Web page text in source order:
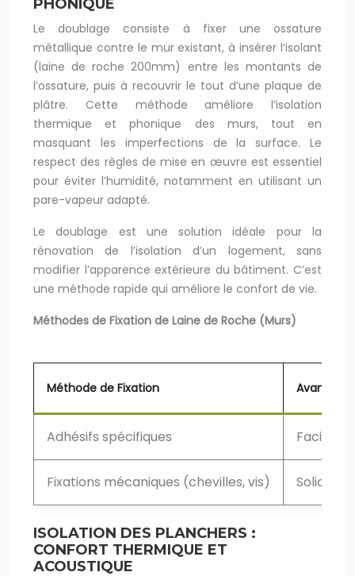
PHONIQUE
Le doublage consiste à fixer une ossature
métallique contre le mur existant, à insérer l’isolant
(laine de roche 200mm) entre les montants de
l’ossature, puis à recouvrir le tout d’une plaque de
plâtre. Cette méthode améliore l’isolation
thermique et phonique des murs, tout en
masquant les imperfections de la surface. Le
respect des règles de mise en œuvre est essentiel
pour éviter l’humidité, notamment en utilisant un
pare-vapeur adapté.
Le doublage est une solution idéale pour la
rénovation de l’isolation d’un logement, sans
modifier l’apparence extérieure du bâtiment. C’est
une méthode rapide qui améliore le confort de vie.
Méthodes de Fixation de Laine de Roche (Murs)
Méthode de Fixation Avantages
Adhésifs spécifiques Facilité
Fixations mécaniques (chevilles, vis) Solidité,
ISOLATION DES PLANCHERS :
CONFORT THERMIQUE ET
ACOUSTIQUE